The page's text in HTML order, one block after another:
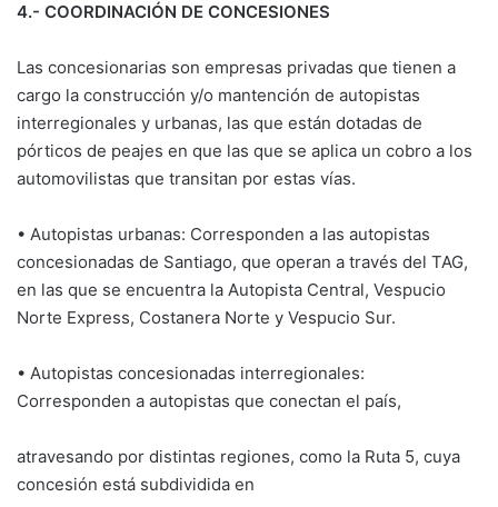
4.- COORDINACIÓN DE CONCESIONES
Las concesionarias son empresas privadas que tienen a
cargo la construcción y/o mantención de autopistas
interregionales y urbanas, las que están dotadas de
pórticos de peajes en que las que se aplica un cobro a los
automovilistas que transitan por estas vías.
• Autopistas urbanas: Corresponden a las autopistas
concesionadas de Santiago, que operan a través del TAG,
en las que se encuentra la Autopista Central, Vespucio
Norte Express, Costanera Norte y Vespucio Sur.
• Autopistas concesionadas interregionales:
Corresponden a autopistas que conectan el país,
atravesando por distintas regiones, como la Ruta 5, cuya
concesión está subdividida en